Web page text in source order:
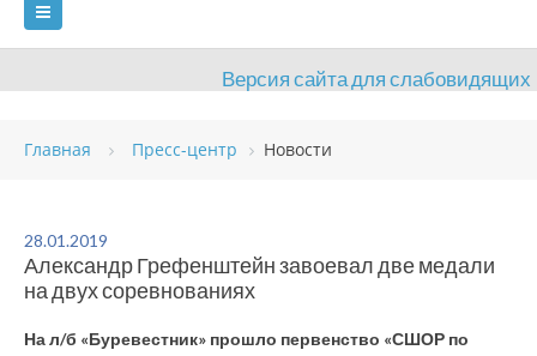
Версия сайта для слабовидящих
ГЛАВНАЯ
ВИДЫ СПОРТА
ОБЪЕКТЫ ДОКУМЕНТЫ
ОЦЕНКА КАЧЕСТВА ОБРАЗОВАНИЯ ВАКАНСИИ
Главная Пресс-центр Новости
28.01.2019
Александр Грефенштейн завоевал две медали
на двух соревнованиях
На л/б «Буревестник» прошло первенство «СШОР по